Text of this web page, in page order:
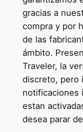
gracias a
compra y por
de las
ámbito.
Traveler, la
discreto, pero
notificaciones
estan
desea parar